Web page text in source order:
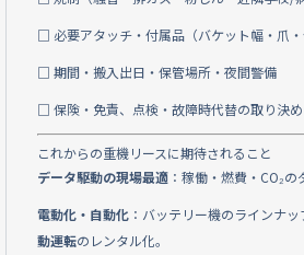
□ 必要アタッチ・付属品（バケット幅・爪・
□ 期間・搬入出日・保管場所・夜間警備
□ 保険・免責、点検・故障時代替の取り決め
これからの重機リースに期待されること
データ駆動の現場最適：稼働・燃費・CO₂の
電動化・自動化：バッテリー機のラインナッ
動運転のレンタル化。